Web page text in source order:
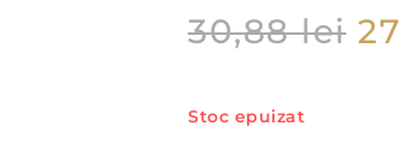
30,88lei
Stoc epuizat